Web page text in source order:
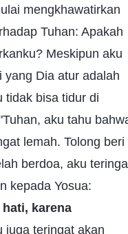
mengkhawatirkan
Tuhan: Apakah
Meskipun aku
yang Dia atur adalah
tidak bisa tidur di
aku tahu
lemah. Tolong beri
berdoa, aku
kepada Yosua:
karena
juga teringat akan